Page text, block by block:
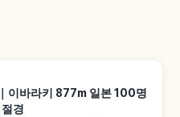
이바라키 877m 일본 100명
경